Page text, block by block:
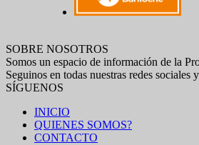
SOBRE NOSOTROS
Somos un espacio de información de la
Seguinos en todas nuestras redes sociales
SÍGUENOS
INICIO
QUIENES SOMOS?
CONTACTO